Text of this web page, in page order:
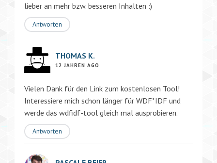
lieber an mehr bzw. besseren Inhalten :)
Antworten
THOMAS K.
12 JAHREN AGO
Vielen Dank für den Link zum kostenlosen Tool!
Interessiere mich schon länger für WDF*IDF und
werde das wdfidf-tool gleich mal ausprobieren.
Antworten